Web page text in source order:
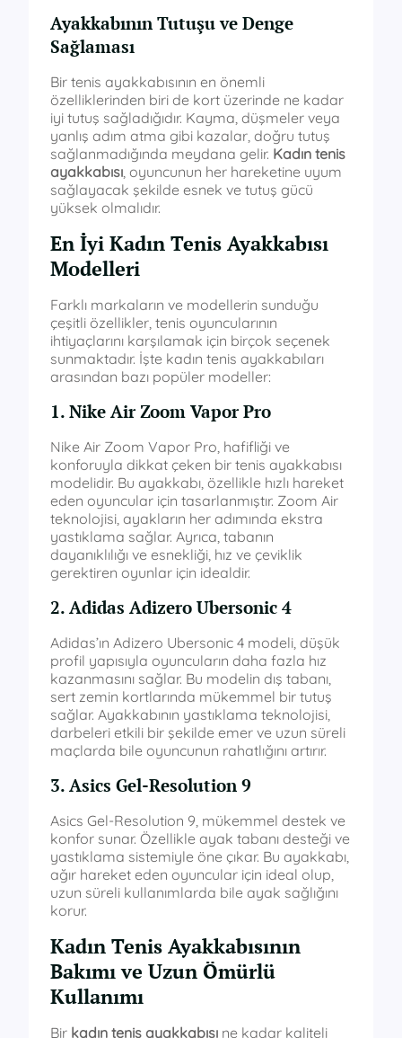
Ayakkabının Tutuşu ve Denge
Sağlaması
Bir tenis ayakkabısının en önemli
özelliklerinden biri de kort üzerinde ne kadar
iyi tutuş sağladığıdır. Kayma, düşmeler veya
yanlış adım atma gibi kazalar, doğru tutuş
sağlanmadığında meydana gelir. Kadın tenis
ayakkabısı , oyuncunun her hareketine uyum
sağlayacak şekilde esnek ve tutuş gücü
yüksek olmalıdır.
En İyi Kadın Tenis Ayakkabısı
Modelleri
Farklı markaların ve modellerin sunduğu
çeşitli özellikler, tenis oyuncularının
ihtiyaçlarını karşılamak için birçok seçenek
sunmaktadır. İşte kadın tenis ayakkabıları
arasından bazı popüler modeller:
1. Nike Air Zoom Vapor Pro
Nike Air Zoom Vapor Pro, hafifliği ve
konforuyla dikkat çeken bir tenis ayakkabısı
modelidir. Bu ayakkabı, özellikle hızlı hareket
eden oyuncular için tasarlanmıştır. Zoom Air
teknolojisi, ayakların her adımında ekstra
yastıklama sağlar. Ayrıca, tabanın
dayanıklılığı ve esnekliği, hız ve çeviklik
gerektiren oyunlar için idealdir.
2. Adidas Adizero Ubersonic 4
Adidas’ın Adizero Ubersonic 4 modeli, düşük
profil yapısıyla oyuncuların daha fazla hız
kazanmasını sağlar. Bu modelin dış tabanı,
sert zemin kortlarında mükemmel bir tutuş
sağlar. Ayakkabının yastıklama teknolojisi,
darbeleri etkili bir şekilde emer ve uzun süreli
maçlarda bile oyuncunun rahatlığını artırır.
3. Asics Gel-Resolution 9
Asics Gel-Resolution 9, mükemmel destek ve
konfor sunar. Özellikle ayak tabanı desteği ve
yastıklama sistemiyle öne çıkar. Bu ayakkabı,
ağır hareket eden oyuncular için ideal olup,
uzun süreli kullanımlarda bile ayak sağlığını
korur.
Kadın Tenis Ayakkabısının
Bakımı ve Uzun Ömürlü
Kullanımı
Bir kadın tenis ayakkabısı ne kadar kaliteli